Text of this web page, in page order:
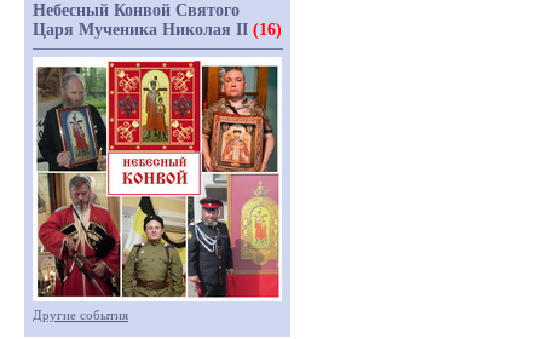
Небесный Конвой Святого
Царя Мученика Николая II (16)
Другие события